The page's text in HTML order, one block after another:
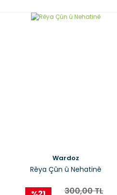
Wardoz
Rêya Çûn û Nehatinê
300,00 TL